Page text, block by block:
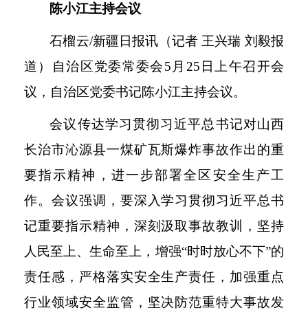
陈小江主持会议
石榴云/新疆日报讯（记者 王兴瑞 刘毅报
道）自治区党委常委会5月25日上午召开会
议，自治区党委书记陈小江主持会议。
会议传达学习贯彻习近平总书记对山西
长治市沁源县一煤矿瓦斯爆炸事故作出的重
要指示精神，进一步部署全区安全生产工
作。会议强调，要深入学习贯彻习近平总书
记重要指示精神，深刻汲取事故教训，坚持
人民至上、生命至上，增强“时时放心不下”的
责任感，严格落实安全生产责任，加强重点
行业领域安全监管，坚决防范重特大事故发